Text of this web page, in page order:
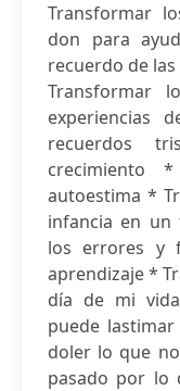
Transformar
don para
recuerdo de
Transformar
experiencias
recuerdos
crecimiento
autoestima *
infancia en
los errores y
aprendizaje *
día de mi
puede
doler lo que
pasado por lo